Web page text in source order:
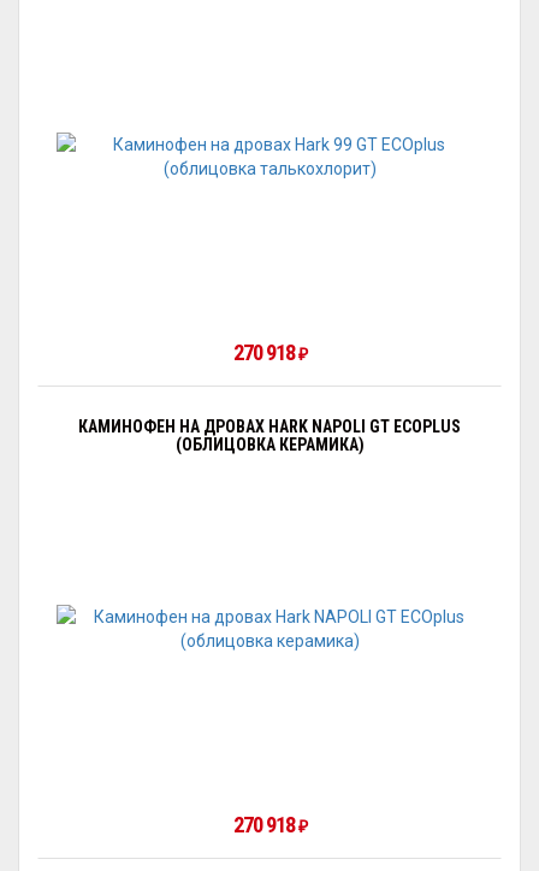
270 918₽
КАМИНОФЕН НА ДРОВАХ HARK NAPOLI GT ECOPLUS
(ОБЛИЦОВКА КЕРАМИКА)
270 918₽